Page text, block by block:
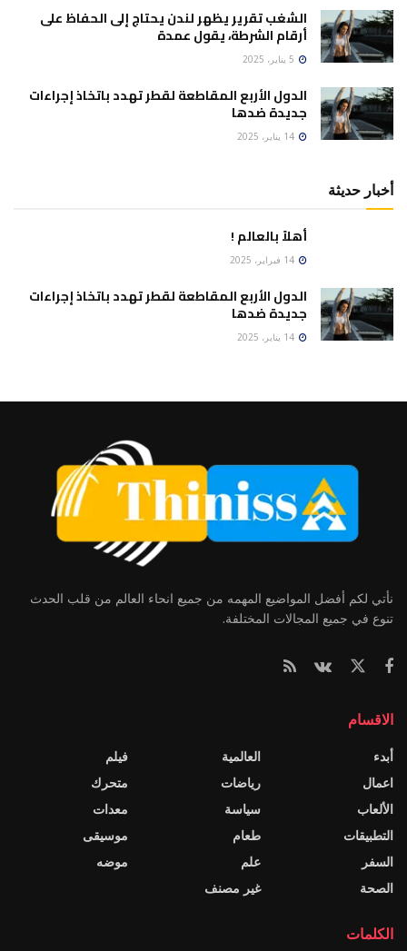
الشغب تقرير يظهر لندن يحتاج إلى الحفاظ على
أرقام الشرطة، يقول عمدة
الدول الأربع المقاطعة لقطر تهدد باتخاذ إجراءات
جديدة ضدها
أخبار حديثة
أهلاً بالعالم !
الدول الأربع المقاطعة لقطر تهدد باتخاذ إجراءات
جديدة ضدها
نأتي لكم أفضل المواضيع المهمه من جميع انحاء العالم من قلب الحدث
تنوع في جميع المجالات المختلفة.
الاقسام
أبدء
اعمال
الألعاب
التطبيقات
السفر
الصحة
العالمية
رياضات
سياسة
طعام
علم
غير مصنف
فيلم
متحرك
معدات
موسيقى
موضه
الكلمات